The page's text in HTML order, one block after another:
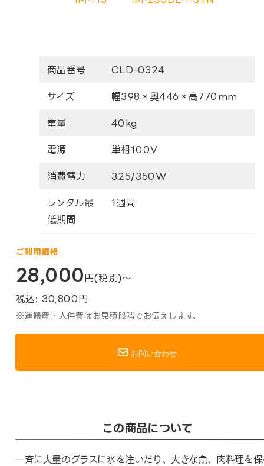
商品番号 CLD-0324
サイズ 幅398×奥446×高770mm
重量 40kg
電源 単相100V
消費電力 325/350W
レンタル最
低期間
1週間
ご利用価格
28,000 円(税別)～
税込: 30,800 円
※運搬費・人件費はお見積段階でお伝えします。
お問い合わせ
この商品について
一斉に大量のグラスに氷を注いだり、大きな魚、肉料理を